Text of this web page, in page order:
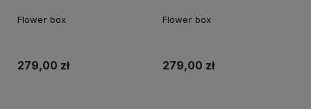
Flower box
279,00 zł
Flower box
279,00 zł